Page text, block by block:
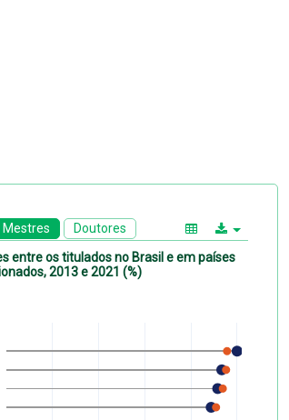
Mestres Doutores
entre os titulados no Brasil e em países
2013 e 2021 (%)